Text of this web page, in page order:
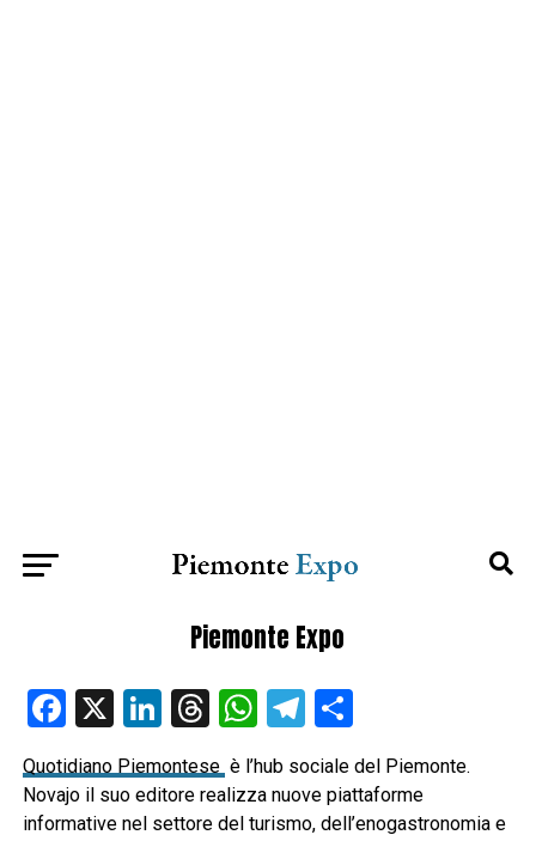
Piemonte Expo
Facebook
X LinkedIn
Threads
WhatsApp
Telegram
Condividi
Quotidiano Piemontese è l’hub sociale del Piemonte.
Novajo il suo editore realizza nuove piattaforme
informative nel settore del turismo, dell’enogastronomia e